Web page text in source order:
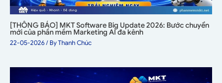
[THÔNG BÁO] MKT Software Big Update 2026: Bước chuyển
mới của phần mềm Marketing AI đa kênh
22-05-2026/ ByThanh Chúc